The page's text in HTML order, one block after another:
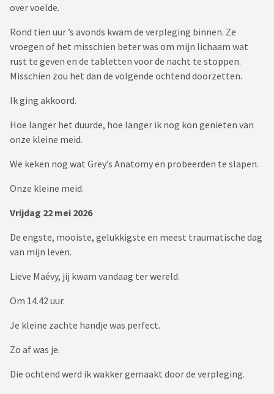
over voelde.
Rond tien uur ’s avonds kwam de verpleging binnen. Ze
vroegen of het misschien beter was om mijn lichaam wat
rust te geven en de tabletten voor de nacht te stoppen.
Misschien zou het dan de volgende ochtend doorzetten.
Ik ging akkoord.
Hoe langer het duurde, hoe langer ik nog kon genieten van
onze kleine meid.
We keken nog wat Grey’s Anatomy en probeerden te slapen.
Onze kleine meid.
Vrijdag 22 mei 2026
De engste, mooiste, gelukkigste en meest traumatische dag
van mijn leven.
Lieve Maévy, jij kwam vandaag ter wereld.
Om 14.42 uur.
Je kleine zachte handje was perfect.
Zo af was je.
Die ochtend werd ik wakker gemaakt door de verpleging.